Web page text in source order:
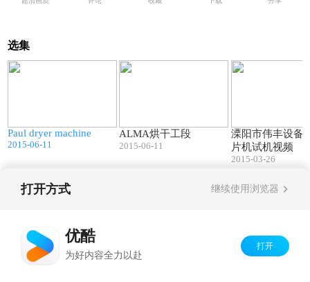
选集
Paul dryer machine
2015-06-11
ALMA烘干工段
2015-06-11
溧阳市伟丰设
片机试机视频
2015-03-26
打开方式 继续使用浏览器
优酷
为好内容全力以赴
打开